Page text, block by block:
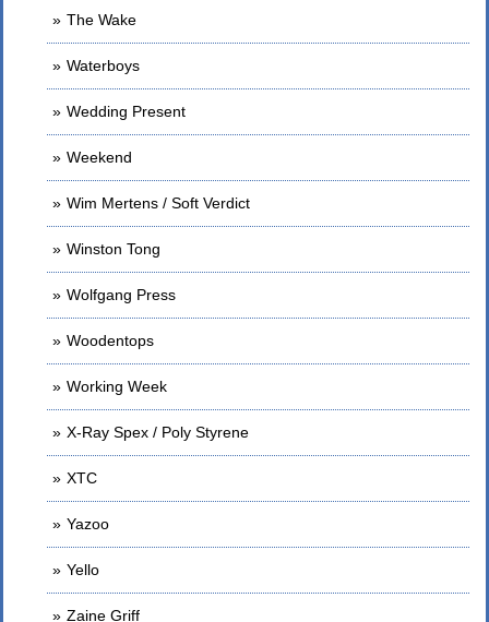
The Wake
Waterboys
Wedding Present
Weekend
Wim Mertens / Soft Verdict
Winston Tong
Wolfgang Press
Woodentops
Working Week
X-Ray Spex / Poly Styrene
XTC
Yazoo
Yello
Zaine Griff